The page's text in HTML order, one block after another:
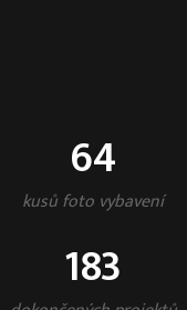
64
kusů foto vybavení
183